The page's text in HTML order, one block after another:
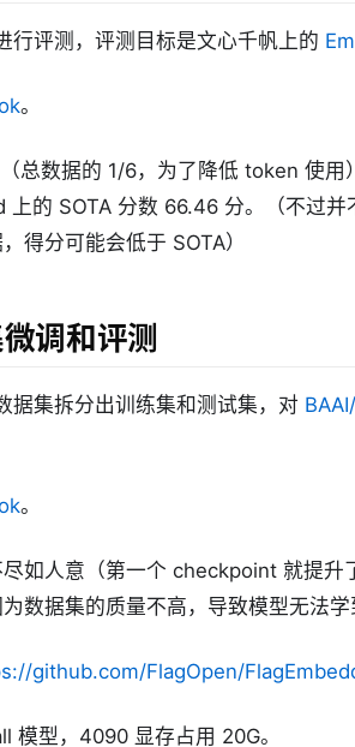
行评测，评测目标是文心千帆上的
。
总数据的 1/6，为了降低 token 使用
上的 SOTA 分数 66.46 分。（不过并
得分可能会低于 SOTA）
调和评测
据集拆分出训练集和测试集，对
。
如人意（第一个 checkpoint 就提升
数据集的质量不高，导致模型无法学
github.com/FlagOpen/
模型，4090 显存占用 20G。